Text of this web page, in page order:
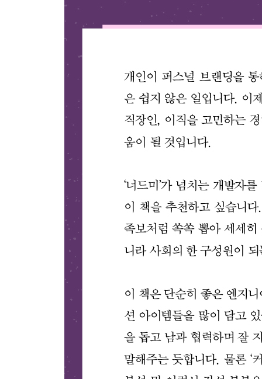
__더 읽을거리
17장 의사 결정을 더 훌륭하게 내려라
2 할 일 결정하기: OKR, 큰 바위, 작은 조약돌
__바위와 조약돌
__우선순위가 중요하다
3 포기할 일 결정하기: 기회비용
4 충분한지 결정하기: 좋은, 더 좋은, 가장 좋은
5 무엇을 믿을지 결정하기: 데이터 기반
__더 읽을거리
18장 다른 사람을 도우라
1 왜 돕는가
2 가르칠 수 있다
__가르치지 못하게 하는 유해한 관계
__여러분에게는 가르칠 자격이 있다
3 인간의 학습 방법
4 반복의 가치
6 비유가 통하는 이유와 통하지 않는 이유
7 소크라테스처럼 가르쳐라